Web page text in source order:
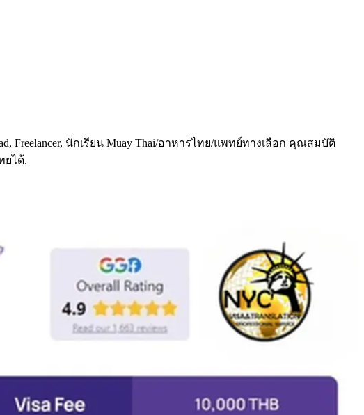
Freelancer, นักเรียน Muay Thai/อาหารไทย/แพทย์ทางเลือก คุณสมบัติ
ยได้.